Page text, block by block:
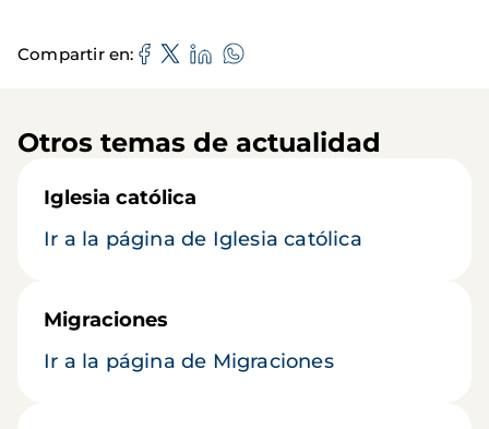
Compartir en
Otros temas de actualidad
Iglesia católica
Ir a la página de Iglesia católica
Migraciones
Ir a la página de Migraciones